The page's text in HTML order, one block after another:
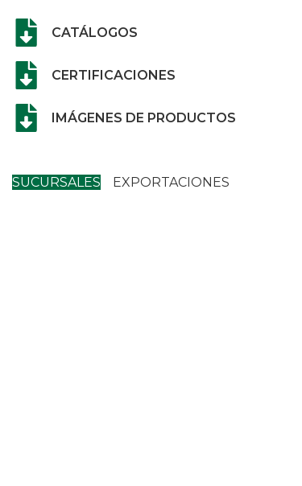
CATÁLOGOS
CERTIFICACIONES
IMÁGENES DE PRODUCTOS
SUCURSALES EXPORTACIONES